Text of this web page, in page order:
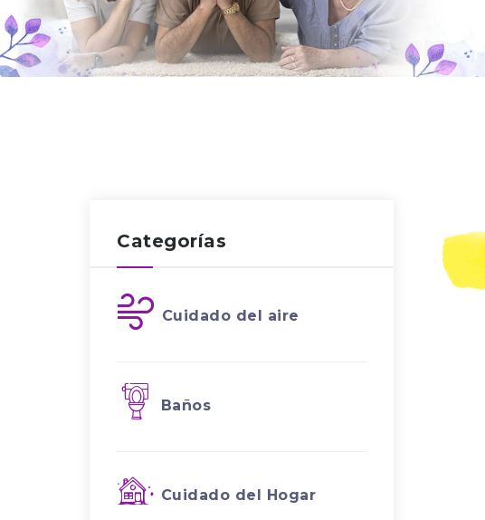
Categorías
Cuidado del aire
Baños
Cuidado del Hogar